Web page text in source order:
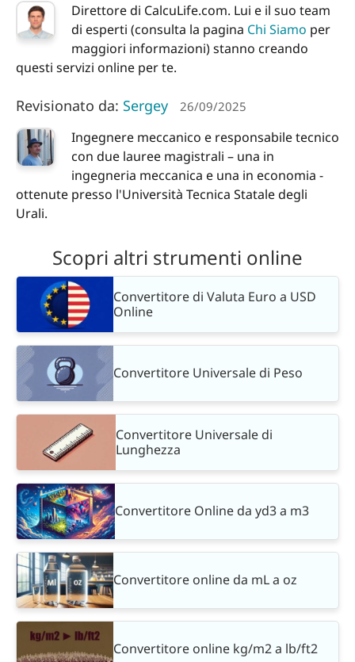
Direttore di CalcuLife.com. Lui e il suo team
di esperti (consulta la pagina Chi Siamo per
maggiori informazioni) stanno creando
questi servizi online per te.
Revisionato da: Sergey 26/09/2025
Ingegnere meccanico e responsabile tecnico
con due lauree magistrali – una in
ingegneria meccanica e una in economia -
ottenute presso l'Università Tecnica Statale degli
Urali.
Scopri altri strumenti online
Convertitore di Valuta Euro a USD
Online
Convertitore Universale di Peso
Convertitore Universale di
Lunghezza
Convertitore Online da yd3 a m3
Convertitore online da mL a oz
Convertitore online kg/m2 a lb/ft2